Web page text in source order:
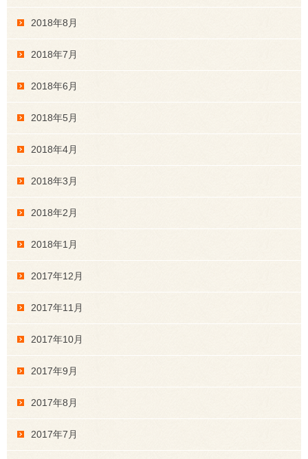
2018年8月
2018年7月
2018年6月
2018年5月
2018年4月
2018年3月
2018年2月
2018年1月
2017年12月
2017年11月
2017年10月
2017年9月
2017年8月
2017年7月